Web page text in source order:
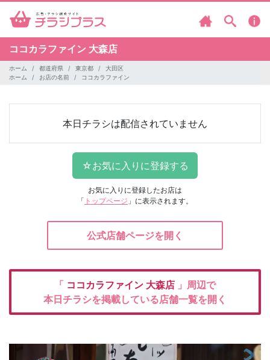
ココカラファイン 大森店
ホーム 都道府県 東京都
大田区
ホーム
お店の名前 ココカラファイン
本日チラシは配信されていません
お気に入りに登録したお店は
「 トップページ 」に表示されます。
公式店舗ページを開く
「 ココカラファイン 大森店 」周辺で
本日チラシを掲載している店舗一覧を開く